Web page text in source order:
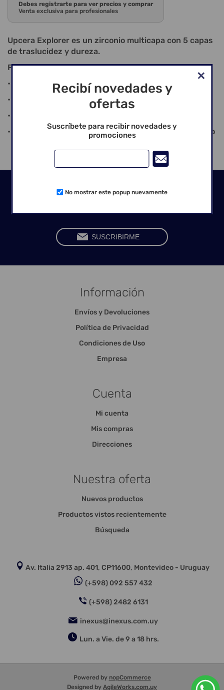
Debes registrarte para ver precios y comprar
Venta exclusiva para profesionales
Upcera Explorer es un zirconio multicapa con 5 capas
de traslucidez y dureza.
Puede ser utilizados en diversas restauraciones:
• Translucidez para piezas anteriores
• Un degradado de color multicapa
• Alta resistencia para soportar todos los puentes
• Alta resistencia a la fractura para resistir al astillado
Información
Envíos y Devoluciones
Política de Privacidad
Condiciones de Uso
Empresa
Cuenta
Mi cuenta
Mis compras
Direcciones
Nuestra oferta
Nuevos productos
Productos vistos recientemente
Búsqueda
Av. Italia 2913 ap. 401, CP11600, Montevideo - Uruguay
(+598) 092 557 432
(+598) 2482 6131
inexus@inexus.com.uy
Lun. a Vie. de 9 a 18 hrs.
Powered by nopCommerce
Designed by AgileWorks.com.uy
Recibí novedades y
ofertas
Suscríbete para recibir novedades y
promociones
No mostrar este popup nuevamente